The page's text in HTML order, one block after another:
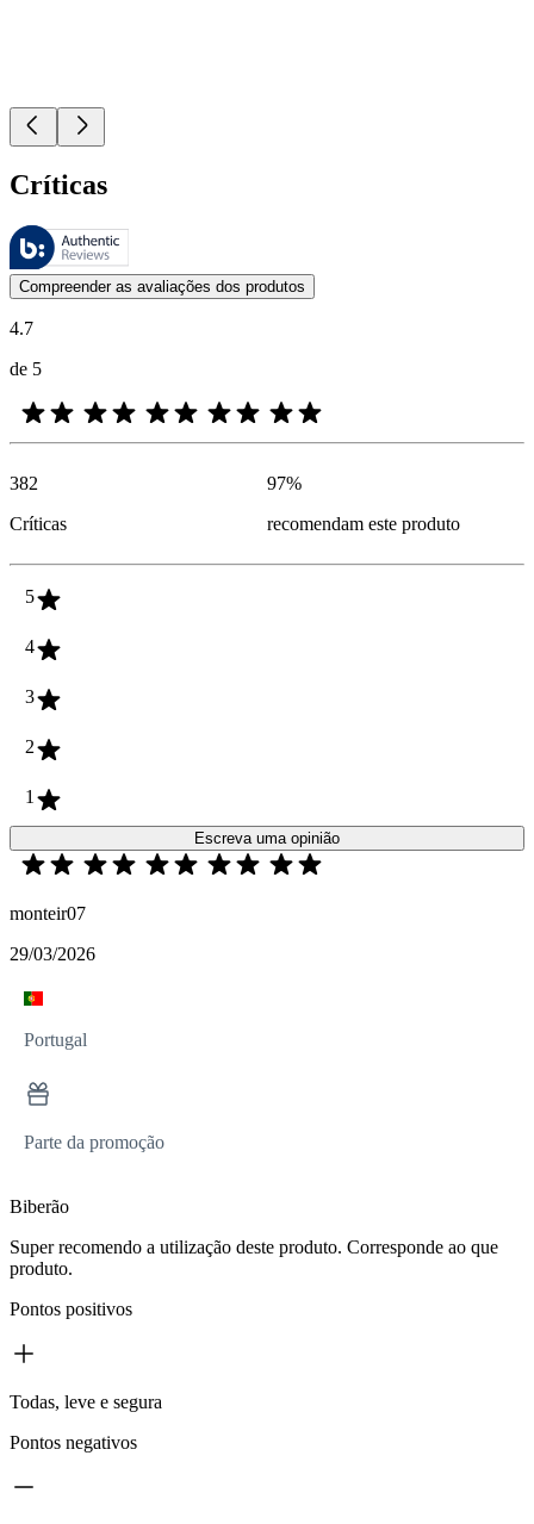
Críticas
Estas avaliações são geridas pela Bazaarvoice e estão em
As opiniões dos clientes na forma de classificação do produto com
Compreender as avaliações dos produtos
4.7
de 5
382
Críticas
97%
recomendam este produto
5
4
3
2
1
Escreva uma opinião
monteir07
29/03/2026
Portugal
Parte da promoção
Biberão
Super recomendo a utilização deste produto. Corresponde ao que
produto.
Pontos positivos
Todas, leve e segura
Pontos negativos